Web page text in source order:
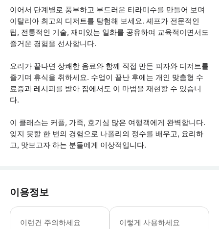
이어서 단계별로 풍부하고 부드러운 티라미수를 만들어 보며
이탈리아 최고의 디저트를 탐험해 보세요. 셰프가 전문적인
팁, 전통적인 기술, 재미있는 일화를 공유하여 교육적이면서도
즐거운 경험을 선사합니다.
요리가 끝나면 상쾌한 음료와 함께 직접 만든 피자와 디저트를
즐기며 휴식을 취하세요. 수업이 끝난 후에는 개인 맞춤형 수
료증과 레시피를 받아 집에서도 이 마법을 재현할 수 있습니
다.
이 클래스는 커플, 가족, 호기심 많은 여행객에게 완벽합니다.
잊지 못할 한 번의 경험으로 나폴리의 정수를 배우고, 요리하
고, 맛보고자 하는 분들에게 이상적입니다.
이용정보
이런건 주의하세요
요리 경험이 없어도 참여 가능합니다
이렇게 사용하세요